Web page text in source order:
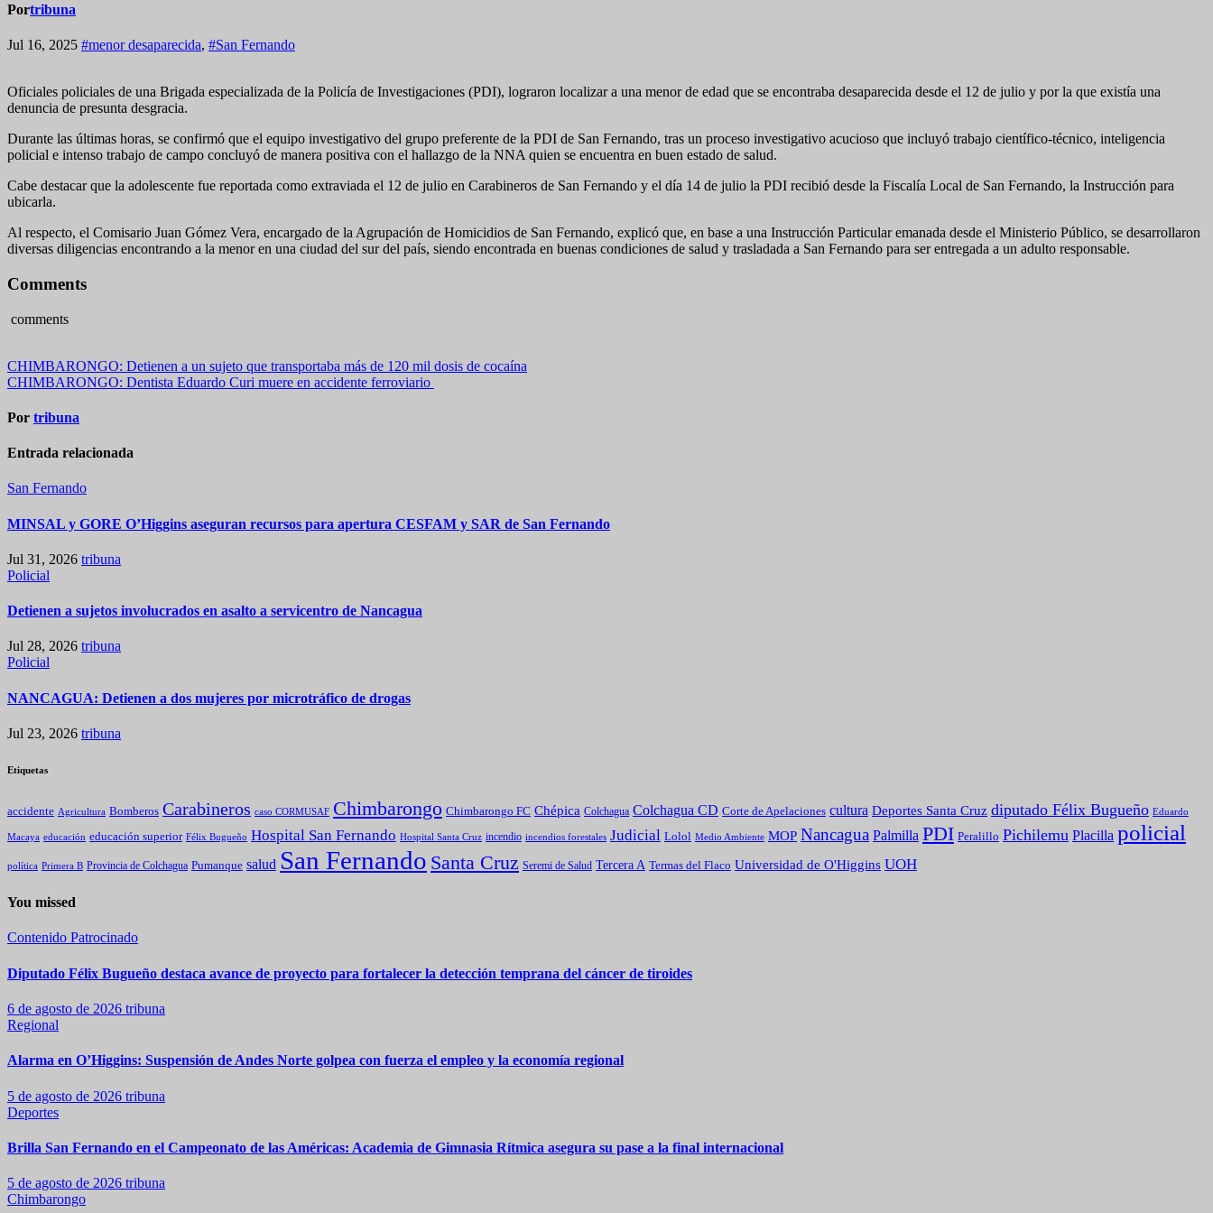
Portribuna
Jul 16, 2025 #menor desaparecida, #San Fernando
Oficiales policiales de una Brigada especializada de la Policía de Investigaciones (PDI), lograron localizar a una menor de edad que se encontraba desaparecida desde el 12 de julio y por la que existía una
denuncia de presunta desgracia.
Durante las últimas horas, se confirmó que el equipo investigativo del grupo preferente de la PDI de San Fernando, tras un proceso investigativo acucioso que incluyó trabajo científico-técnico, inteligencia
policial e intenso trabajo de campo concluyó de manera positiva con el hallazgo de la NNA quien se encuentra en buen estado de salud.
Cabe destacar que la adolescente fue reportada como extraviada el 12 de julio en Carabineros de San Fernando y el día 14 de julio la PDI recibió desde la Fiscalía Local de San Fernando, la Instrucción para
ubicarla.
Al respecto, el Comisario Juan Gómez Vera, encargado de la Agrupación de Homicidios de San Fernando, explicó que, en base a una Instrucción Particular emanada desde el Ministerio Público, se desarrollaron
diversas diligencias encontrando a la menor en una ciudad del sur del país, siendo encontrada en buenas condiciones de salud y trasladada a San Fernando para ser entregada a un adulto responsable.
Comments
comments
Navegación
de
entradas
CHIMBARONGO: Detienen a un sujeto que transportaba más de 120 mil dosis de cocaína
CHIMBARONGO: Dentista Eduardo Curi muere en accidente ferroviario
Por tribuna
Entrada relacionada
San Fernando
MINSAL y GORE O’Higgins aseguran recursos para apertura CESFAM y SAR de San Fernando
Jul 31, 2026 tribuna
Policial
Detienen a sujetos involucrados en asalto a servicentro de Nancagua
Jul 28, 2026 tribuna
Policial
NANCAGUA: Detienen a dos mujeres por microtráfico de drogas
Jul 23, 2026 tribuna
Etiquetas
accidente Agricultura Bomberos Carabineros caso CORMUSAF Chimbarongo Chimbarongo FC Chépica Colchagua Colchagua CD Corte de Apelaciones cultura Deportes Santa Cruz diputado Félix Bugueño Eduardo
Macaya educación educación superior Félix Bugueño Hospital San Fernando Hospital Santa Cruz incendio incendios forestales Judicial Lolol Medio Ambiente MOP Nancagua Palmilla PDI Peralillo Pichilemu Placilla policial
política Primera B Provincia de Colchagua Pumanque salud San Fernando Santa Cruz Seremi de Salud Tercera A Termas del Flaco Universidad de O'Higgins UOH
You missed
Contenido Patrocinado
Diputado Félix Bugueño destaca avance de proyecto para fortalecer la detección temprana del cáncer de tiroides
6 de agosto de 2026 tribuna
Regional
Alarma en O’Higgins: Suspensión de Andes Norte golpea con fuerza el empleo y la economía regional
5 de agosto de 2026 tribuna
Deportes
Brilla San Fernando en el Campeonato de las Américas: Academia de Gimnasia Rítmica asegura su pase a la final internacional
5 de agosto de 2026 tribuna
Chimbarongo